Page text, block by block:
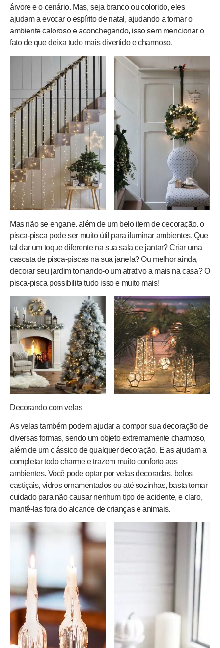
árvore e o cenário. Mas, seja branco ou colorido, eles
ajudam a evocar o espírito de natal, ajudando a tornar o
ambiente caloroso e aconchegando, isso sem mencionar o
fato de que deixa tudo mais divertido e charmoso.
Mas não se engane, além de um belo item de decoração, o
pisca-pisca pode ser muito útil para iluminar ambientes. Que
tal dar um toque diferente na sua sala de jantar? Criar uma
cascata de pisca-piscas na sua janela? Ou melhor ainda,
decorar seu jardim tornando-o um atrativo a mais na casa? O
pisca-pisca possibilita tudo isso e muito mais!
Decorando com velas
As velas também podem ajudar a compor sua decoração de
diversas formas, sendo um objeto extremamente charmoso,
além de um clássico de qualquer decoração. Elas ajudam a
completar todo charme e trazem muito conforto aos
ambientes. Você pode optar por velas decoradas, belos
castiçais, vidros ornamentados ou até sozinhas, basta tomar
cuidado para não causar nenhum tipo de acidente, e claro,
mantê-las fora do alcance de crianças e animais.